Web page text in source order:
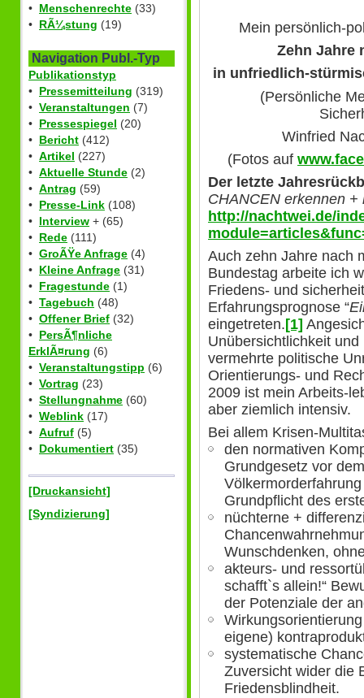
• Menschenrechte (33)
• RÃ¼stung (19)
Navigation Publ.-Typ
Publikationstyp
• Pressemitteilung (319)
• Veranstaltungen (7)
• Pressespiegel (20)
• Bericht (412)
• Artikel (227)
• Aktuelle Stunde (2)
• Antrag (59)
• Presse-Link (108)
• Interview + (65)
• Rede (111)
• GroÃŸe Anfrage (4)
• Kleine Anfrage (31)
• Fragestunde (1)
• Tagebuch (48)
• Offener Brief (32)
• PersÃ¶nliche
ErklÃ¤rung (6)
• Veranstaltungstipp (6)
• Vortrag (23)
• Stellungnahme (60)
• Weblink (17)
• Aufruf (5)
• Dokumentiert (35)
[Druckansicht]
[Syndizierung]
Mein persönlich-
Zehn Jahre
in unfriedlich-
(Persönliche
Winfried
(Fotos auf
Der letzte
CHANCEN erkennen +
http://nachtwei.de/
Auch zehn Jahre nach
Bundestag arbeite ich
Friedens- und
Erfahrungsprognose “
eingetreten. [1]
Unübersichtlichkeit
vermehrte politische
Orientierungs- und
2009 ist mein Arbeits-
aber ziemlich intensiv.
Bei allem Krisen-
den normativen
Grundgesetz vor
Grundpflicht des
nüchterne +
Wunschdenken,
akteurs- und
schafft`s allein!“
der Potenziale der
eigene)
systematische
Zuversicht wider die
Friedensblindheit.